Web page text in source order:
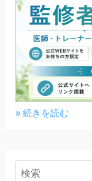
» 続きを読む